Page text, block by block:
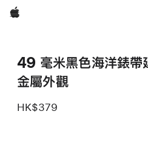
Apple
49 毫米黑色海洋錶帶
金屬外觀
HK$379